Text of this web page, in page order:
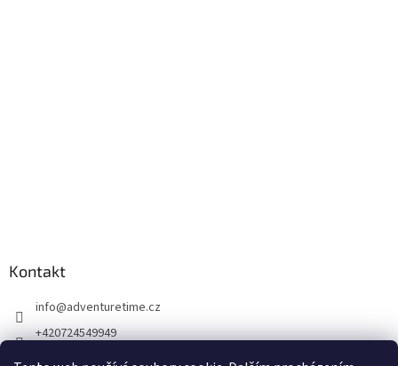
Kontakt
info@adventuretime.cz
+420724549949
+420606618099